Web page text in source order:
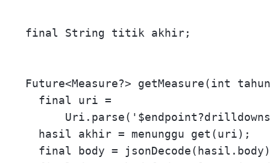
  final String titik akhir;
Future<Measure?> getMeasure(int
    final uri =
    hasil akhir = menunggu get(uri);
final body =